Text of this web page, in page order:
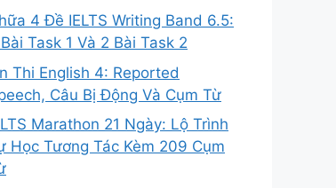
4 Đề IELTS Writing Band 6.5:
Task 1 Và 2 Bài Task 2
Thi English 4: Reported
Câu Bị Động Và Cụm Từ
Marathon 21 Ngày: Lộ Trình
Học Tương Tác Kèm 209 Cụm